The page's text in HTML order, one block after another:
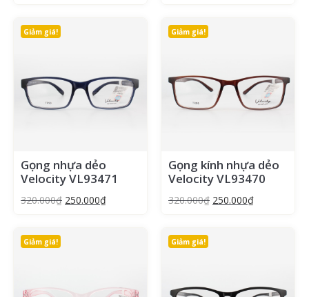
Giảm giá!
Gọng nhựa dẻo
Velocity VL93471
320.000₫ 250.000₫
Giảm giá!
Gọng kính nhựa dẻo
Velocity VL93470
320.000₫ 250.000₫
Giảm giá! Giảm giá!